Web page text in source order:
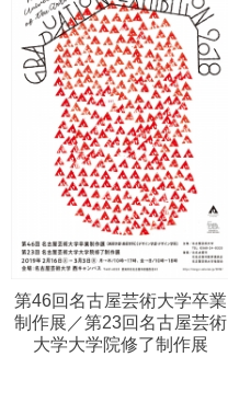
第46回名古屋芸術大学卒業
制作展／第23回名古屋芸術
大学大学院修了制作展